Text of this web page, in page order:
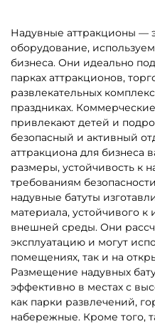
«Подводный мир 2»
4*3,5*2,5 м
От 109 200 ₽
В НАЛИЧИИ
5
B-16131 Коммерческий
надувной батут «Чудо-
сафари», 6*4*2,8 м